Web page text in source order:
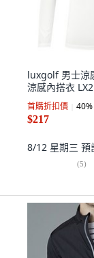
luxgolf 男士涼
涼感內搭衣
首購折扣價 40%
$217
8/12 星期三 預
(5)